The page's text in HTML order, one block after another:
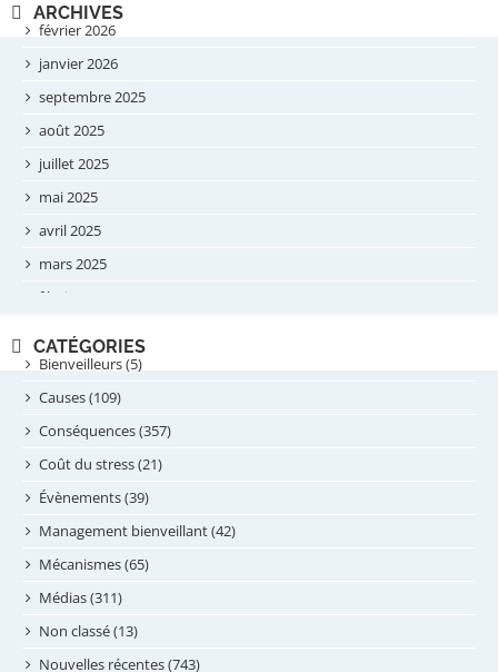
ARCHIVES
février 2026
janvier 2026
septembre 2025
août 2025
juillet 2025
mai 2025
avril 2025
mars 2025
février 2025
septembre 2024
août 2024
juillet 2024
juin 2024
mai 2024
avril 2024
février 2024
janvier 2024
novembre 2023
octobre 2023
CATÉGORIES
Bienveilleurs (5)
Causes (109)
Conséquences (357)
Coût du stress (21)
Évènements (39)
Management bienveillant (42)
Mécanismes (65)
Médias (311)
Non classé (13)
Nouvelles récentes (743)